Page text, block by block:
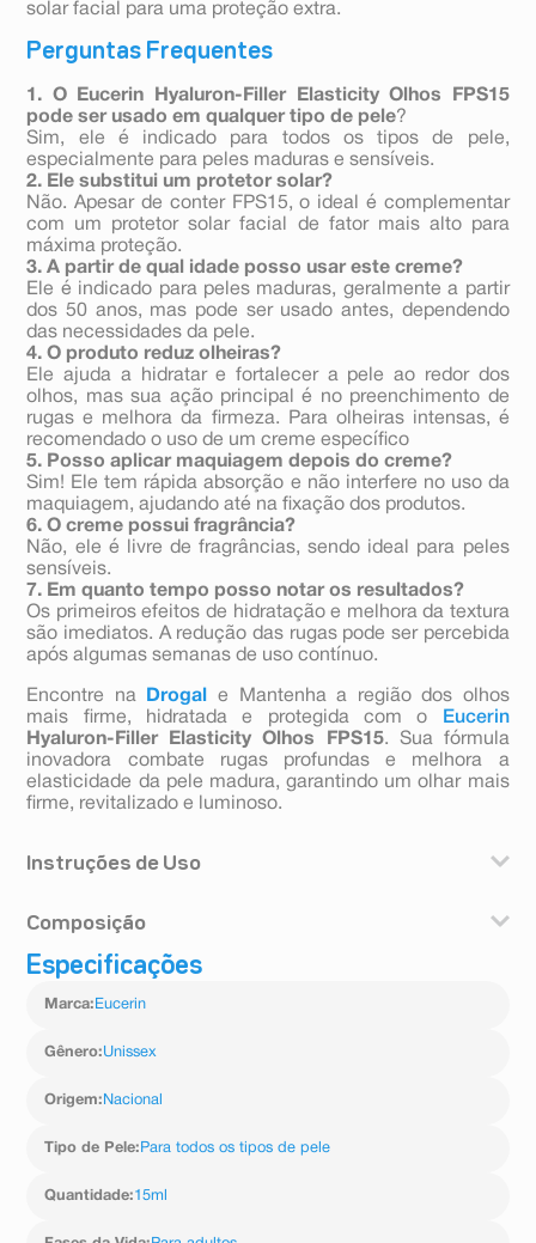
solar facial para uma proteção extra.
Perguntas Frequentes
1. O Eucerin Hyaluron-Filler Elasticity Olhos FPS15
pode ser usado em qualquer tipo de pele?
Sim, ele é indicado para todos os tipos de pele,
especialmente para peles maduras e sensíveis.
2. Ele substitui um protetor solar?
Não. Apesar de conter FPS15, o ideal é complementar
com um protetor solar facial de fator mais alto para
máxima proteção.
3. A partir de qual idade posso usar este creme?
Ele é indicado para peles maduras, geralmente a partir
dos 50 anos, mas pode ser usado antes, dependendo
das necessidades da pele.
4. O produto reduz olheiras?
Ele ajuda a hidratar e fortalecer a pele ao redor dos
olhos, mas sua ação principal é no preenchimento de
rugas e melhora da firmeza. Para olheiras intensas, é
recomendado o uso de um creme específico
5. Posso aplicar maquiagem depois do creme?
Sim! Ele tem rápida absorção e não interfere no uso da
maquiagem, ajudando até na fixação dos produtos.
6. O creme possui fragrância?
Não, ele é livre de fragrâncias, sendo ideal para peles
sensíveis.
7. Em quanto tempo posso notar os resultados?
Os primeiros efeitos de hidratação e melhora da textura
são imediatos. A redução das rugas pode ser percebida
após algumas semanas de uso contínuo.
Encontre na Drogal
e Mantenha a região dos olhos
mais firme, hidratada e protegida com o
Eucerin
Hyaluron-Filler Elasticity Olhos FPS15. Sua fórmula
inovadora combate rugas profundas e melhora a
elasticidade da pele madura, garantindo um olhar mais
firme, revitalizado e luminoso.
Instruções de Uso
massageando suavemente a pele com as pontas dos
Composição
Aqua, Glycerin, C12-15 Alkyl Benzoate, Ethylhexyl
Glycerides, Butyl Methoxydibenzoylmethane, Synthetic
Stearate Citrate, Bis-Ethylhexyloxyphenol
Hyaluronate, Arctium Lappa Fruit Extract, Pimpinella
Ethylhexylglycerin, 1,2-Hexanediol
Especificações
Marca: Eucerin
Gênero:Unissex
Origem: Nacional
Tipo de Pele: Para todos os tipos de pele
Quantidade:15ml